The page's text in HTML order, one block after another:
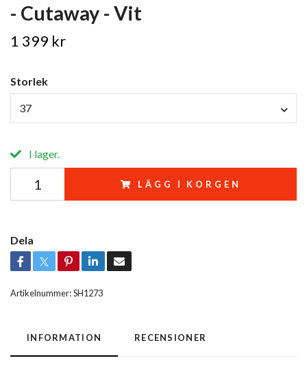
- Cutaway - Vit
1 399 kr
Storlek
37
I lager.
LÄGG I KORGEN
Dela
Artikelnummer:SH1273
INFORMATION RECENSIONER